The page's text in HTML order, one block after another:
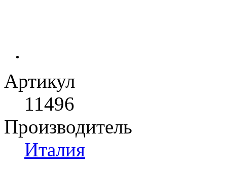
Артикул
11496
Производитель
Италия